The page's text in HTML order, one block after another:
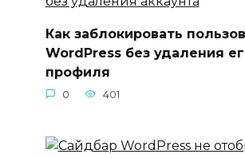
Как заблокировать
WordPress без удаления
профиля
0 401